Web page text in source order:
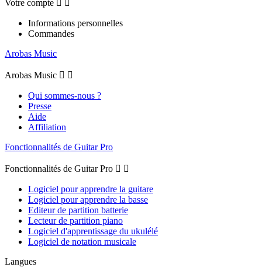
Votre compte  
Informations personnelles
Commandes
Arobas Music
Arobas Music  
Qui sommes-nous ?
Presse
Aide
Affiliation
Fonctionnalités de Guitar Pro
Fonctionnalités de Guitar Pro  
Logiciel pour apprendre la guitare
Logiciel pour apprendre la basse
Editeur de partition batterie
Lecteur de partition piano
Logiciel d'apprentissage du ukulélé
Logiciel de notation musicale
Langues